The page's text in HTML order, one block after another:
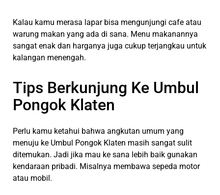
Kalau kamu merasa lapar bisa mengunjungi cafe atau
warung makan yang ada di sana. Menu makanannya
sangat enak dan harganya juga cukup terjangkau untuk
kalangan menengah.
Tips Berkunjung Ke Umbul
Pongok Klaten
Perlu kamu ketahui bahwa angkutan umum yang
menuju ke Umbul Pongok Klaten masih sangat sulit
ditemukan. Jadi jika mau ke sana lebih baik gunakan
kendaraan pribadi. Misalnya membawa sepeda motor
atau mobil.